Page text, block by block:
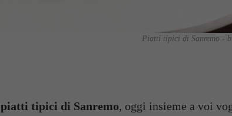
Piatti tipici di Sanremo -
piatti tipici di Sanremo, oggi insieme a voi